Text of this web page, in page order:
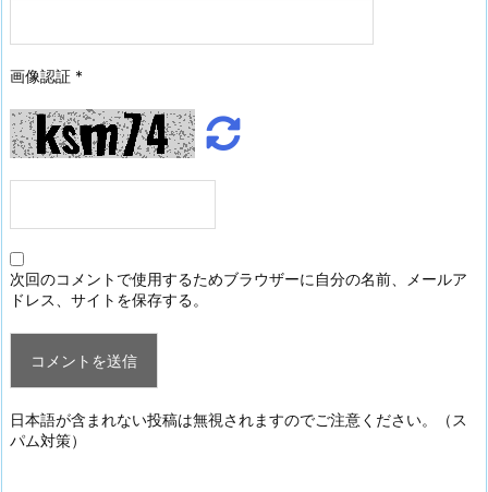
画像認証 *
次回のコメントで使用するためブラウザーに自分の名前、メールア
ドレス、サイトを保存する。
日本語が含まれない投稿は無視されますのでご注意ください。（ス
パム対策）